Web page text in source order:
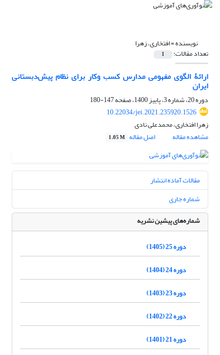
نویسنده =افتخاری، زهرا
تعداد مقالات: 1
ارائۀ الگوی مفهومی مدارس کسب وکار برای نظام پیش‌دبستانی
ایران
دوره 20، شماره 3، پاییز 1400، صفحه
147-180
10.22034/jei.2021.235920.1526
زهرا افتخاری، محمدعلی نادی
مشاهده مقاله
اصل مقاله 1.05 M
مقالات آماده انتشار
شماره جاری
شماره‌های پیشین نشریه
دوره 25 (1405)
دوره 24 (1404)
دوره 23 (1403)
دوره 22 (1402)
دوره 21 (1401)